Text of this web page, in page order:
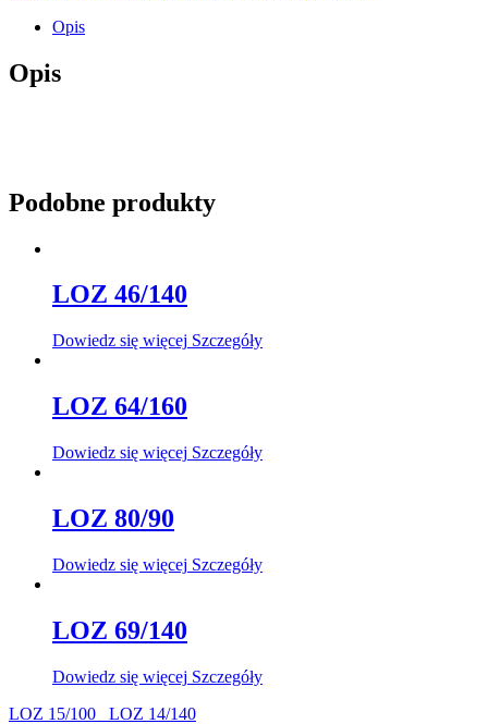
Opis
Opis
Podobne produkty
LOZ 46/140
Dowiedz się więcej Szczegóły
LOZ 64/160
Dowiedz się więcej Szczegóły
LOZ 80/90
Dowiedz się więcej Szczegóły
LOZ 69/140
Dowiedz się więcej Szczegóły
LOZ 15/100
LOZ 14/140